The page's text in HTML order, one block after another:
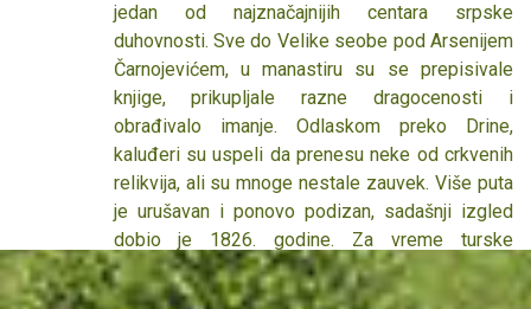
„Bajina Bašta”. Neposredno pored brane se nalazi
mesto na kom je Josif Pančić pronašao
Pančićevu omoriku i Zaovine su jedino stanište
Pančićeve omorike na serpentinitu. Jezerska
voda je izuzetno čista, i koristi se za gajenje
pastrmki. U letnjem periodu Zaovinsko jezero
privlači mnogo ljubitelje prirode i može se
koristiti za kupanje, obzirom da se na njegovoj
obali nalazi veći broj divljih plaža. Zaovinsko
jezero je idealno mesto za sportove na vodi,
pecanje, orijentaciju, ishranu u prirodi... Biljni svet
jedan od najznačajnijih centara srpske
duhovnosti. Sve do Velike seobe pod Arsenijem
Čarnojevićem, u manastiru su se prepisivale
knjige, prikupljale razne dragocenosti i
obrađivalo imanje. Odlaskom preko Drine,
kaluđeri su uspeli da prenesu neke od crkvenih
relikvija, ali su mnoge nestale zauvek. Više puta
je urušavan i ponovo podizan, sadašnji izgled
dobio je 1826. godine. Za vreme turske
vladavine manastir je jedan od najzačajnih
kulturnih centara našeg naroda, poznata